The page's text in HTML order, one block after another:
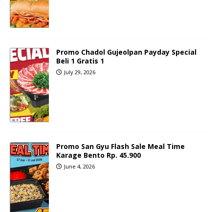
Promo Chadol Gujeolpan Payday Special
Beli 1 Gratis 1
July 29, 2026
Promo San Gyu Flash Sale Meal Time
Karage Bento Rp. 45.900
June 4, 2026